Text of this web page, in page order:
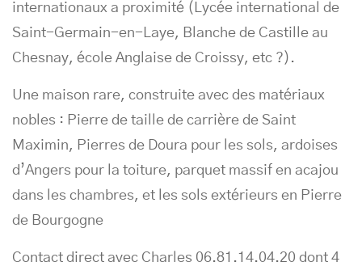
internationaux a proximité (Lycée international de
Saint-Germain-en-Laye, Blanche de Castille au
Chesnay, école Anglaise de Croissy, etc ?).
Une maison rare, construite avec des matériaux
nobles : Pierre de taille de carrière de Saint
Maximin, Pierres de Doura pour les sols, ardoises
d’Angers pour la toiture, parquet massif en acajou
dans les chambres, et les sols extérieurs en Pierre
de Bourgogne
Contact direct avec Charles 06.81.14.04.20 dont 4